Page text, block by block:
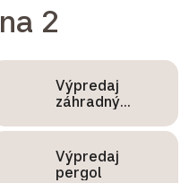
2
Výpredaj
záhradný
Výpredaj
pergol